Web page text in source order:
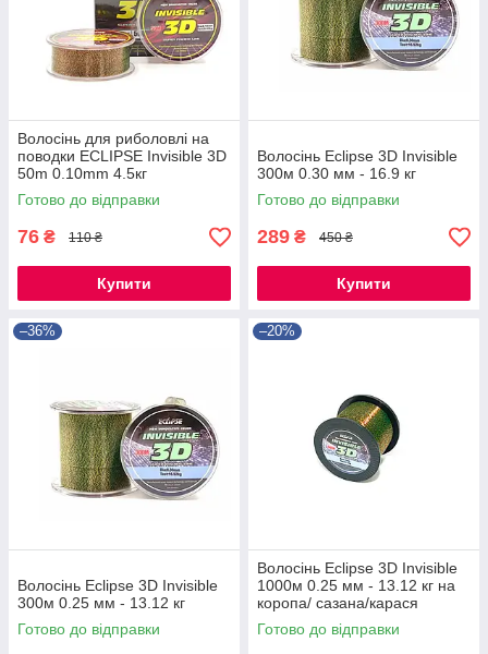
Волосінь для риболовлі на
поводки ECLIPSE Invisible 3D
50m 0.10mm 4.5кг
Готово до відправки
76 ₴ 110 ₴
Купити
Волосінь Eclipse 3D Invisible
300м 0.30 мм - 16.9 кг
Готово до відправки
289 ₴ 450 ₴
Купити
–36%
Волосінь Eclipse 3D Invisible
300м 0.25 мм - 13.12 кг
Готово до відправки
–20%
Волосінь Eclipse 3D Invisible
1000м 0.25 мм - 13.12 кг на
коропа/ сазана/карася
Готово до відправки